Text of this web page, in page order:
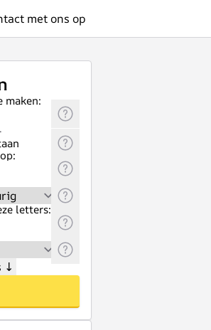
met ons op
maken:
letters:
↓